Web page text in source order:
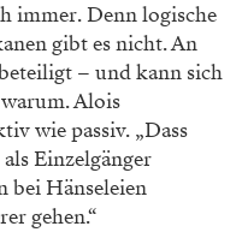
immer. Denn logische
gibt es nicht. An
– und kann sich
Alois
wie passiv. „Dass
Einzelgänger
bei Hänseleien
gehen.“